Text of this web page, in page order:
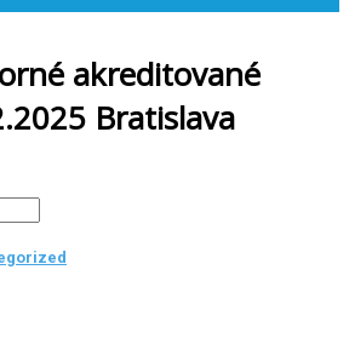
akreditované
Bratislava